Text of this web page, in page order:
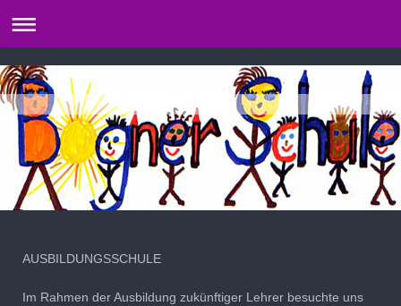
AUSBILDUNGSSCHULE
Im Rahmen der Ausbildung zukünftiger Lehrer besuchte uns